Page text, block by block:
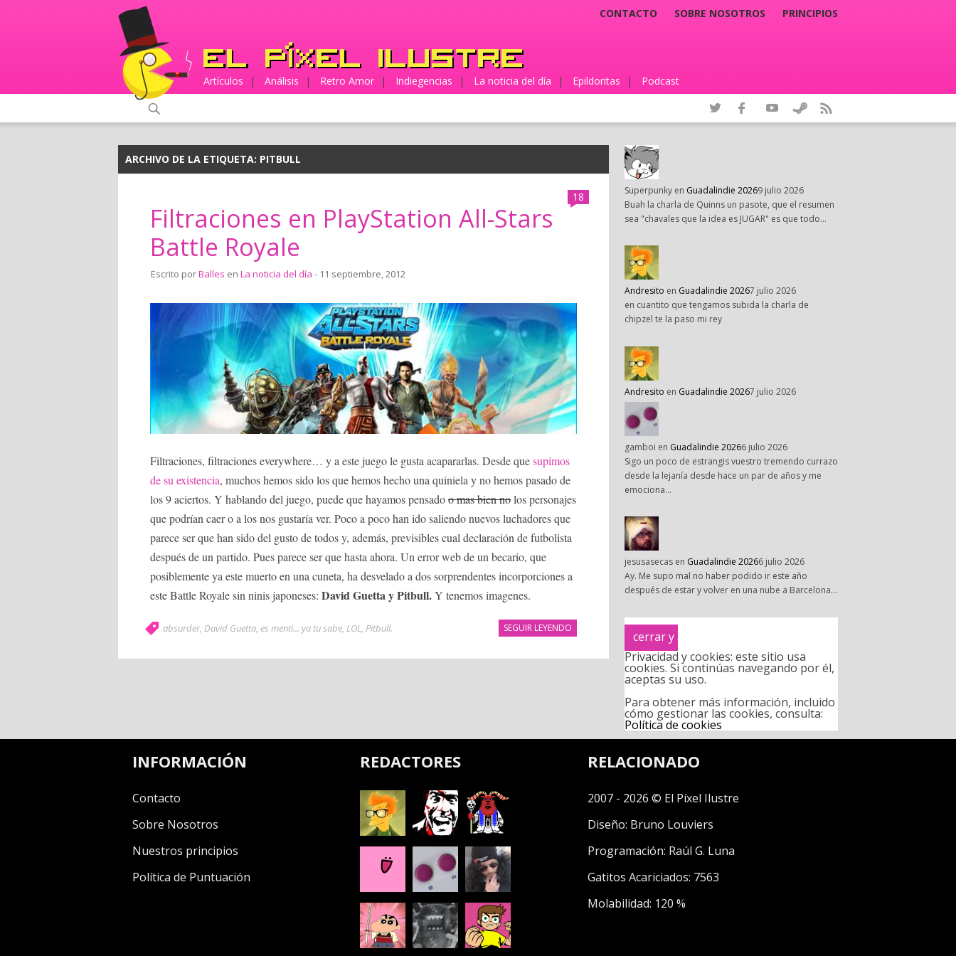
CONTACTO SOBRE NOSOTROS PRINCIPIOS
Artículos | Análisis | Retro Amor | Indiegencias | La noticia del día | Epildoritas | Podcast
ARCHIVO DE LA ETIQUETA: PITBULL
18
Filtraciones en PlayStation All-Stars
Battle Royale
Escrito porBalles en La noticia del día - 11 septiembre, 2012
Filtraciones, filtraciones everywhere… y a este juego le gusta acapararlas. Desde quesupimos
de su existencia, muchos hemos sido los que hemos hecho una quiniela y no hemos pasado de
los 9 aciertos. Y hablando del juego, puede que hayamos pensadoo mas bien nolos personajes
que podrían caer o a los nos gustaría ver. Poco a poco han ido saliendo nuevos luchadores que
parece ser que han sido del gusto de todos y, además, previsibles cual declaración de futbolista
después de un partido. Pues parece ser que hasta ahora. Un error web de un becario, que
posiblemente ya este muerto en una cuneta, ha desvelado a dos sorprendentes incorporciones a
este Battle Royale sin ninis japoneses: David Guetta y Pitbull.Y tenemos imagenes.
SEGUIR LEYENDO
absurder, David Guetta, es menti... ya tu sabe, LOL, Pitbull.
Superpunky en Guadalindie 20269 julio 2026
Buah la charla de Quinns un pasote, que el resumen
sea "chavales que la idea es JUGAR" es que todo…
Andresito en Guadalindie 20267 julio 2026
en cuantito que tengamos subida la charla de
chipzel te la paso mi rey
Andresito en Guadalindie 20267 julio 2026
gamboi en Guadalindie 20266 julio 2026
Sigo un poco de estrangis vuestro tremendo currazo
desde la lejanía desde hace un par de años y me
emociona…
jesusasecas en Guadalindie 20266 julio 2026
Ay. Me supo mal no haber podido ir este año
después de estar y volver en una nube a Barcelona…
Privacidad y cookies: este sitio usa
cookies. Si continúas navegando por él,
aceptas su uso.
Para obtener más información, incluido
cómo gestionar las cookies, consulta:
Política de cookies
INFORMACIÓN
Contacto
Sobre Nosotros
Nuestros principios
Política de Puntuación
REDACTORES RELACIONADO
2007 - 2026 © El Píxel Ilustre
Diseño: Bruno Louviers
Programación: Raúl G. Luna
Gatitos Acariciados: 7563
Molabilidad: 120 %